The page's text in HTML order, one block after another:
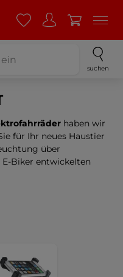
suchen
haben wir
für Ihr neues Haustier
über
Biker entwickelten